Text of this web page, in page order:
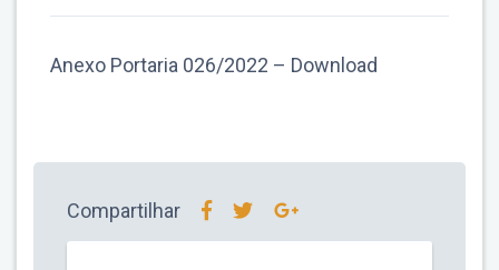
Anexo Portaria 026/2022 – Download
Compartilhar